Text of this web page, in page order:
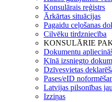
Konsulārais reģistrs
Ārkārtas situācijas
Pagaidu ceļošanas
Cilvēku tirdzniecība
KONSULĀRIE
Dokumentu
Ķīnā izsniegto
Dzīvesvietas
Pases/eID
Latvijas pilsonības
Izziņas